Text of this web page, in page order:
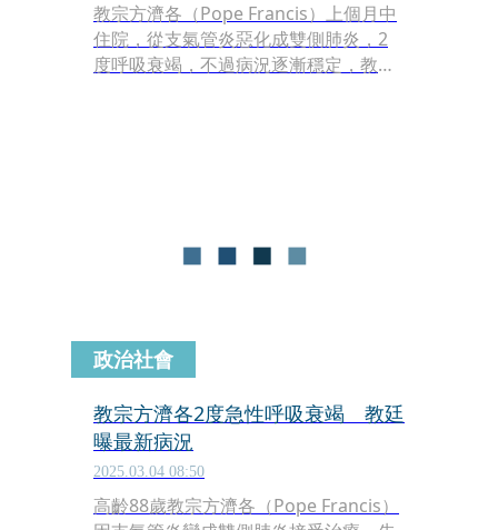
教宗方濟各（Pope Francis）上個月中
住院，從支氣管炎惡化成雙側肺炎，2
度呼吸衰竭，不過病況逐漸穩定，教廷
政治社會
教宗方濟各2度急性呼吸衰竭 教廷
曝最新病況
2025.03.04 08:50
高齡88歲教宗方濟各（Pope Francis）